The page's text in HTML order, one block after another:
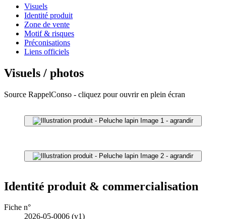
Visuels
Identité produit
Zone de vente
Motif & risques
Préconisations
Liens officiels
Visuels / photos
Source RappelConso - cliquez pour ouvrir en plein écran
Image 1 - agrandir
Image 2 - agrandir
Identité produit & commercialisation
Fiche n°
2026-05-0006 (v1)